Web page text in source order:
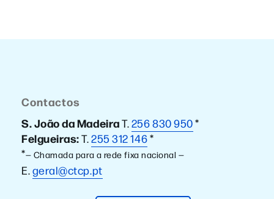
Contactos
S. João da MadeiraT.256 830 950*
Felgueiras:T.255 312 146*
*— Chamada para a rede fixa nacional —
E.geral@ctcp.pt